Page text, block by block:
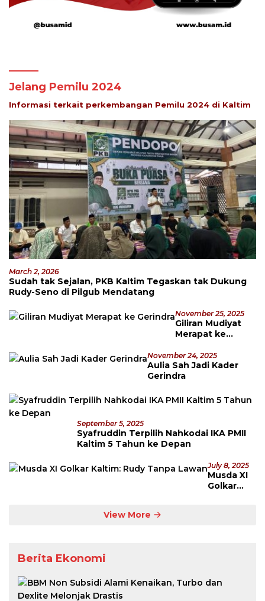
Jelang Pemilu 2024
Informasi terkait perkembangan Pemilu 2024 di Kaltim
March 2, 2026
Sudah tak Sejalan, PKB Kaltim Tegaskan tak Dukung
Rudy-Seno di Pilgub Mendatang
November 25, 2025
Giliran Mudiyat
Merapat ke
November 24, 2025
Aulia Sah Jadi Kader
Gerindra
September 5, 2025
Syafruddin Terpilih Nahkodai IKA PMII
Kaltim 5 Tahun ke Depan
July 8, 2025
Musda XI
Golkar
View More
Berita Ekonomi